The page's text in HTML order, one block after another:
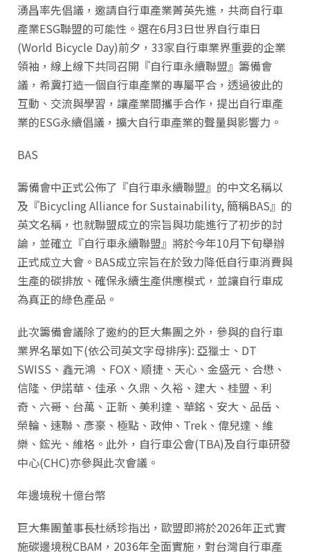
湧昌率先倡議，邀請自行車產業菁英先進，共商自行車
產業ESG聯盟的可能性。選在6月3日世界自行車日
(World Bicycle Day)前夕，33家自行車業界重要的企業
領袖，線上線下共同召開『自行車永續聯盟』籌備會
議，希冀打造一個自行車產業的專屬平合，透過彼此的
互動、交流與學習，讓產業間攜手合作，提出自行車產
業的ESG永續倡議，擴大自行車產業的聲量與影響力。
BAS
籌備會中正式公佈了『自行車永續聯盟』的中文名稱以
及『Bicycling Alliance for Sustainability, 簡稱BAS』的
英文名稱，也就聯盟成立的宗旨與功能進行了初步的討
論，並確立『自行車永續聯盟』將於今年10月下旬舉辦
正式成立大會。BAS成立宗旨在於致力降低自行車消費與
生產的碳排放、確保永續生產供應模式，並讓自行車成
為真正的綠色產品。
此次籌備會議除了邀約的巨大集團之外，參與的自行車
業界名單如下(依公司英文字母排序): 亞獵士、DT
SWISS、鑫元鴻 、FOX、順捷、天心、金盛元、合懋、
信隆、伊諾華、佳承、久鼎、久裕、建大、桂盟、利
奇、六哥、台萬、正新、美利達、華銘、安大、品岳、
榮輪、速聯、彥豪、極點、政伸、Trek、偉兒達、維
樂、鋐光、維格。此外，自行車公會(TBA)及自行車研發
中心(CHC)亦參與此次會議。
年邊境稅十億台幣
巨大集團董事長杜綉珍指出，歐盟即將於2026年正式實
施碳邊境稅CBAM，2036年全面實施，對台灣自行車產